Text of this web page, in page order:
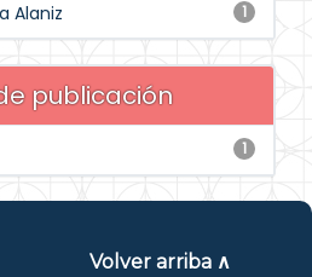
1
Alaniz
publicación
1
Volver arriba ∧